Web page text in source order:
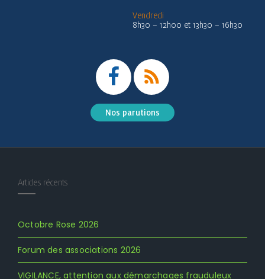
Vendredi
8h30 – 12h00 et 13h30 – 16h30
Nos parutions
Articles récents
Octobre Rose 2026
Forum des associations 2026
VIGILANCE, attention aux démarchages frauduleux